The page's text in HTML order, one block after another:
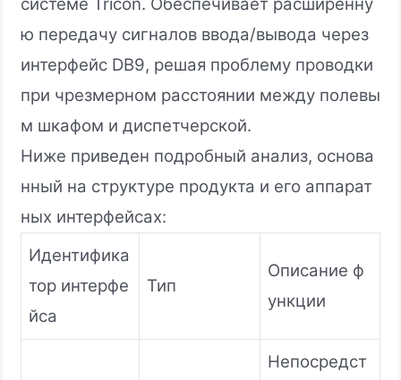
ю передачу сигналов ввода/вывода через
интерфейс DB9, решая проблему проводки
при чрезмерном расстоянии между полевы
м шкафом и диспетчерской.
Ниже приведен подробный анализ, основа
нный на структуре продукта и его аппарат
ных интерфейсах:
Идентифика
тор интерфе
йса
Тип
Описание ф
ункции
Непосредст